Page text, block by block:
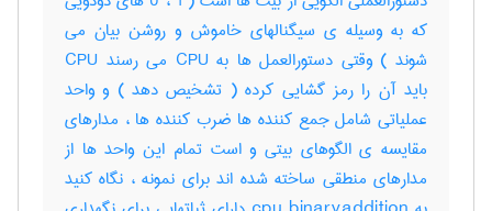
که به وسیله ی سیگنالهای خاموش و روشن بیان می
شوند ) وقتی دستورالعمل ها به CPU می رسند CPU
باید آن را رمز گشایی کرده ( تشخیص دهد ) و واحد
عملیاتی شامل جمع کننده ها ضرب کننده ها ، مدارهای
مقایسه ی الگوهای بیتی و است تمام این واحد ها از
مدارهای منطقی ساخته شده اند برای نمونه ، نگاه کنید